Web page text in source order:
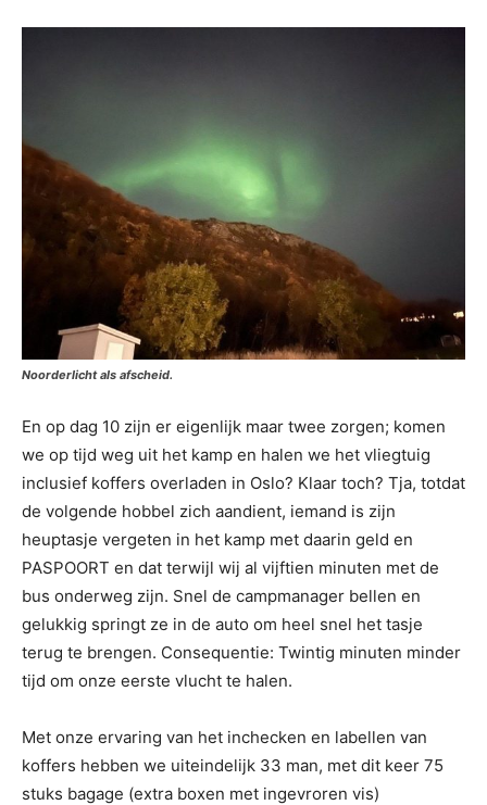
Noorderlicht als afscheid.
En op dag 10 zijn er eigenlijk maar twee zorgen; komen
we op tijd weg uit het kamp en halen we het vliegtuig
inclusief koffers overladen in Oslo? Klaar toch? Tja, totdat
de volgende hobbel zich aandient, iemand is zijn
heuptasje vergeten in het kamp met daarin geld en
PASPOORT en dat terwijl wij al vijftien minuten met de
bus onderweg zijn. Snel de campmanager bellen en
gelukkig springt ze in de auto om heel snel het tasje
terug te brengen. Consequentie: Twintig minuten minder
tijd om onze eerste vlucht te halen.
Met onze ervaring van het inchecken en labellen van
koffers hebben we uiteindelijk 33 man, met dit keer 75
stuks bagage (extra boxen met ingevroren vis)